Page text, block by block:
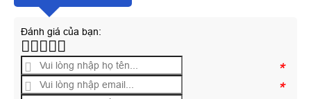
Đánh giá của bạn:
*
*